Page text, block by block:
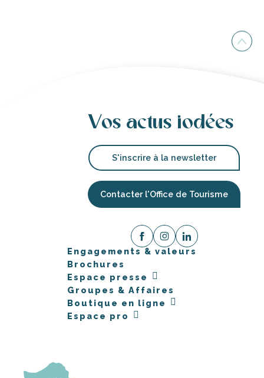
Vos actus iodées
S'inscrire à la newsletter
Contacter l'Office de Tourisme
Engagements & valeurs
Brochures
Espace presse
Groupes & Affaires
Boutique en ligne
Espace pro